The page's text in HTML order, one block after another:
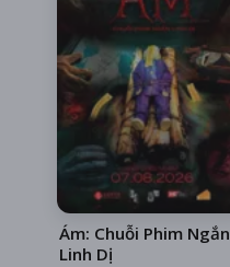
Ám: Chuỗi Phim Ngắn
Linh Dị